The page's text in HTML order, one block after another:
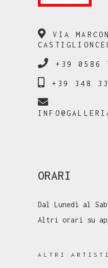
VIA
+39 0586
+39 348
ORARI
Dal Lunedì al
Altri orari su
ALTRI